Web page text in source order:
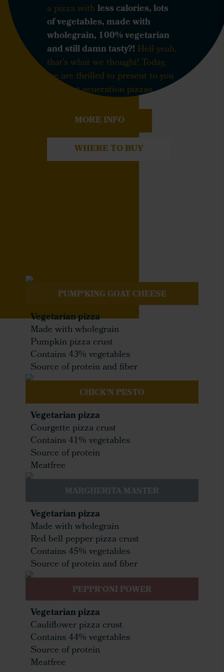
a pizza withless calories, lots
of vegetables, made with
wholegrain, 100% vegetarian
and still damn tasty?! Hell yeah,
that’s what we thought! Today,
we are thrilled to present to you
our next generation pizzas.
MORE INFO
WHERE TO BUY
PUMP'KING GOAT CHEESE
Vegetarian pizza
Made with wholegrain
Pumpkin pizza crust
Contains 43% vegetables
Source of protein and fiber
CHICK'N PESTO
Vegetarian pizza
Courgette pizza crust
Contains 41% vegetables
Source of protein
Meatfree
MARGHERITA MASTER
Vegetarian pizza
Made with wholegrain
Red bell pepper pizza crust
Contains 45% vegetables
Source of protein and fiber
PEPPR'ONI POWER
Vegetarian pizza
Cauliflower pizza crust
Contains 44% vegetables
Source of protein
Meatfree